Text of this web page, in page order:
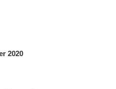
2020